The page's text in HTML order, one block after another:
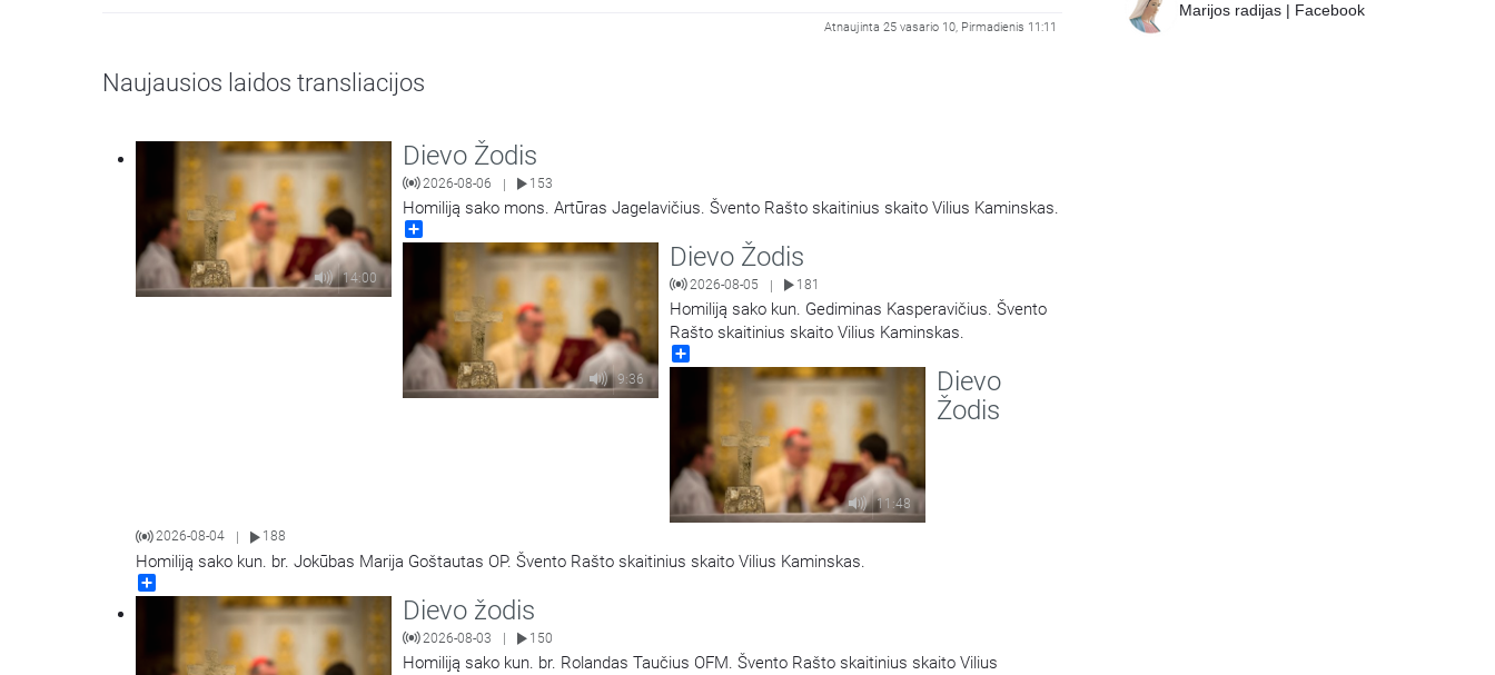
Atnaujinta 25 vasario 10, Pirmadienis 11:11
Naujausios laidos transliacijos
14:00
Dievo Žodis
2026-08-06 | 153
Homiliją sako mons. Artūras Jagelavičius. Švento Rašto skaitinius skaito Vilius Kaminskas.
9:36
Dievo Žodis
2026-08-05 | 181
Homiliją sako kun. Gediminas Kasperavičius. Švento
Rašto skaitinius skaito Vilius Kaminskas.
11:48
Dievo
Žodis
2026-08-04 188
Homiliją sako kun. br. Jokūbas Marija Goštautas OP. Švento Rašto skaitinius skaito Vilius Kaminskas.
Dievo žodis
2026-08-03 150
Homiliją sako kun. br. Rolandas Taučius OFM. Švento Rašto skaitinius skaito Vilius
Marijos radijas | Facebook